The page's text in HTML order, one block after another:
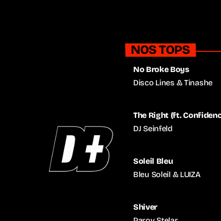
NOS TOPS
No Broke Boys
Disco Lines & Tinashe
The Right (ft.
DJ Seinfeld
Soleil Bleu
Bleu Soleil & LUIZA
Shiver